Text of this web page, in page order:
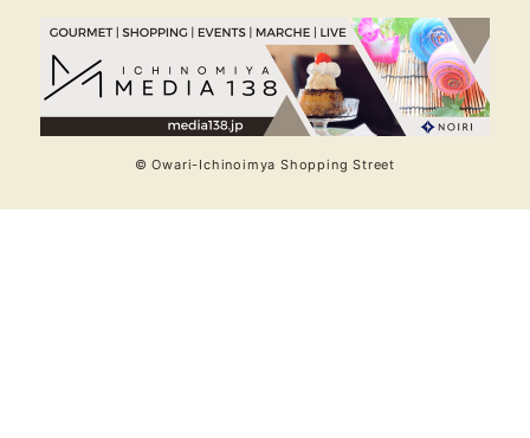
© Owari-Ichinoimya Shopping Street